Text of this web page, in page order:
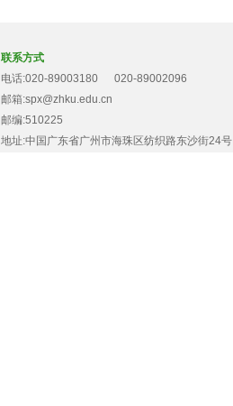
联系方式
电话:020-89003180 020-89002096
邮箱:spx@zhku.edu.cn
邮编:510225
地址:中国广东省广州市海珠区纺织路东沙街24号